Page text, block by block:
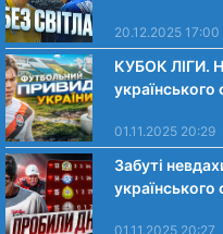
20.12.2025 17:00
КУБОК ЛІГИ.
українського
01.11.2025 20:29
Забуті
українського
01.11.2025 20:27